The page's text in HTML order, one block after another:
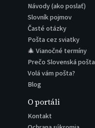
Návody (ako poslať)
Slovník pojmov
Časté otázky
Pošta cez sviatky
🎄 Vianočné termíny
Prečo Slovenská pošta
Volá vám pošta?
Blog
O portáli
Kontakt